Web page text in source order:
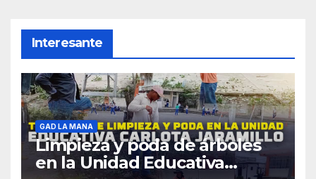
Interesante
GAD LA MANA
Limpieza y poda de árboles
en la Unidad Educativa